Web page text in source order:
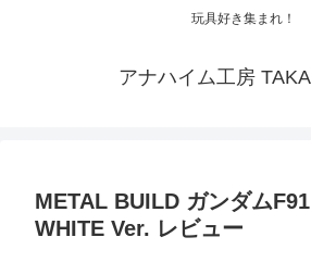
玩具好き集まれ！
アナハイム工房
METAL BUILD ガンダム
WHITE Ver. レビュー